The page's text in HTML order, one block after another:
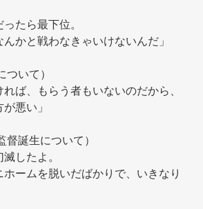
ったら最下位。
んかと戦わなきゃいけないんだ」
ついて）
れば、もらう者もいないのだから、
が悪い」
督誕生について）
滅したよ。
ームを脱いだばかりで、いきなり